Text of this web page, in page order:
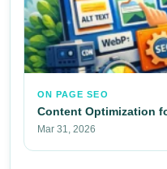
ON PAGE SEO
Content Optimization
Mar 31, 2026